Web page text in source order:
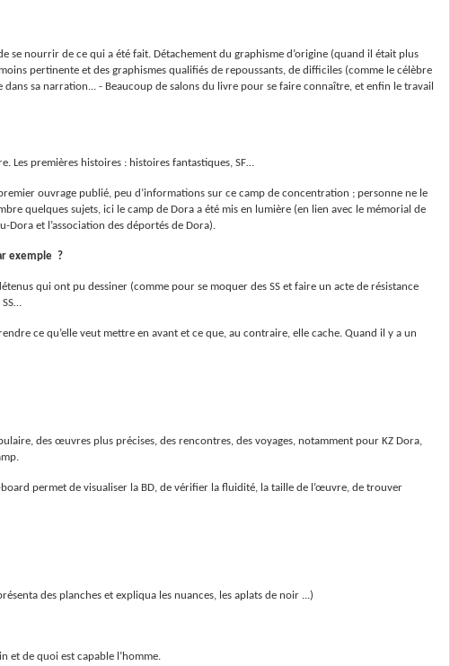
se nourrir de ce qui a été fait. Détachement du graphisme d’origine (quand il était plus
pertinente et des graphismes qualifiés de repoussants, de difficiles (comme le célèbre
sa narration... - Beaucoup de salons du livre pour se faire connaître, et enfin le travail
Les premières histoires : histoires fantastiques, SF…
ouvrage publié, peu d’informations sur ce camp de concentration ; personne ne le
quelques sujets, ici le camp de Dora a été mis en lumière (en lien avec le mémorial de
Dora et l’association des déportés de Dora).
exemple ?
qui ont pu dessiner (comme pour se moquer des SS et faire un acte de résistance
ce qu’elle veut mettre en avant et ce que, au contraire, elle cache. Quand il y a un
des œuvres plus précises, des rencontres, des voyages, notamment pour KZ Dora,
permet de visualiser la BD, de vérifier la fluidité, la taille de l’œuvre, de trouver
des planches et expliqua les nuances, les aplats de noir ...)
et de quoi est capable l’homme.